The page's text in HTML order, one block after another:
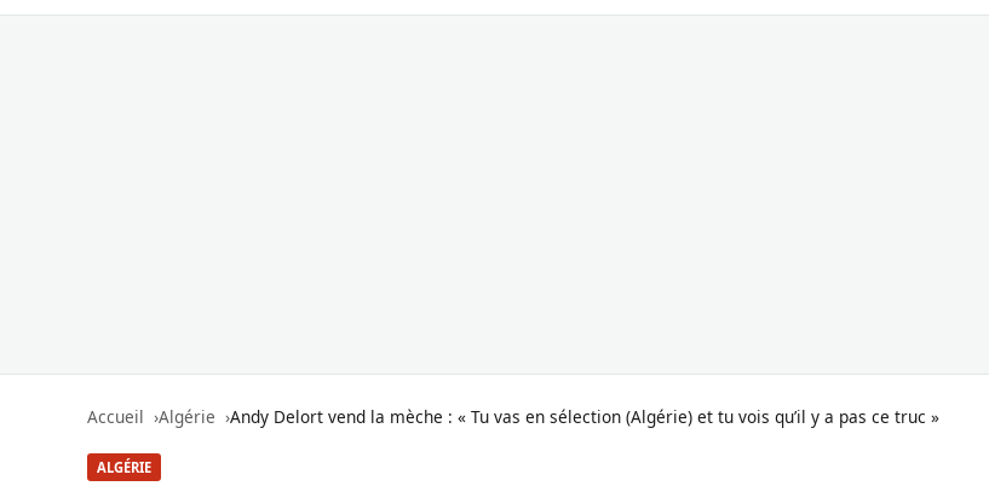
Accueil Algérie Andy Delort vend la mèche : « Tu vas en sélection (Algérie) et tu vois qu’il y a pas ce truc »
ALGÉRIE